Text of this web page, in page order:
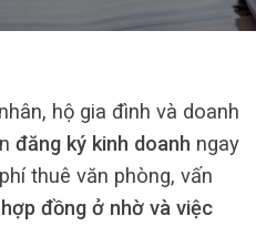
hộ gia đình và doanh
đăng ký kinh doanh ngay
thuê văn phòng, vấn
hợp đồng ở nhờ và việc